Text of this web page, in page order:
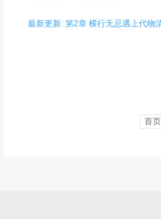
最新更新: 第2章 横行无忌遇上代物
首页